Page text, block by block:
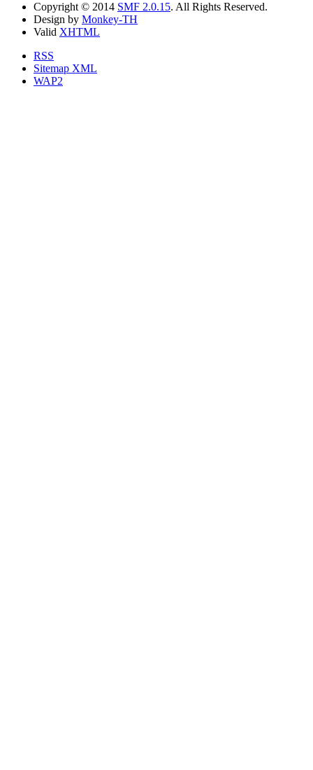
Copyright © 2014 SMF 2.0.15. All Rights Reserved.
Design by Monkey-TH
Valid XHTML
RSS
Sitemap XML
WAP2